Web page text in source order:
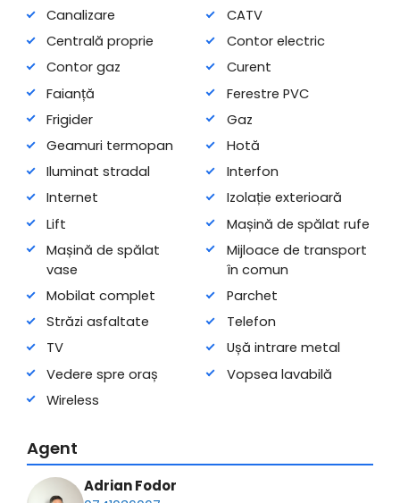
Canalizare
CATV
Centrală proprie
Contor electric
Contor gaz
Curent
Faianță
Ferestre PVC
Frigider
Gaz
Geamuri termopan
Hotă
Iluminat stradal
Interfon
Internet
Izolație exterioară
Lift
Mașină de spălat rufe
Mașină de spălat
vase
Mijloace de transport
în comun
Mobilat complet
Parchet
Străzi asfaltate
Telefon
TV
Ușă intrare metal
Vedere spre oraș
Vopsea lavabilă
Wireless
Agent
Adrian Fodor